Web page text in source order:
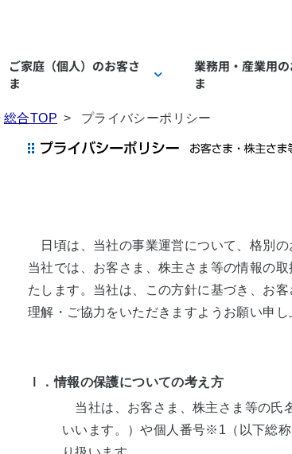
ご家庭（個人） のお客さ
ま
ご家庭（個人）のお客さまTOP
ガス
商品・サービス
お手続き一覧
業務用・産業用の
ま
業務用・産業用のお客さまTOP
ガス
業種別ソリューション
企業情報 TOP
会社概要
社会貢献 採用情
総合TOP > プライバシーポリシー
日頃は、当社の事業運営について、格別の
当社では、お客さま、株主さま等の情報の
たします。当社は、この方針に基づき、お
理解・ご協力をいただきますようお願い申し
Ⅰ．情報の保護についての考え方
当社は、お客さま、株主さま等の氏
いいます。）や個人番号※1 （以下総